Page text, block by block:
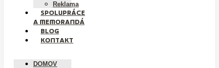
Reklama
SPOLUPRÁCE
A MEMORANDÁ
BLOG
KONTAKT
DOMOV